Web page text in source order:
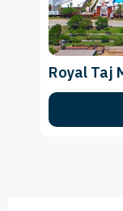
Royal Taj